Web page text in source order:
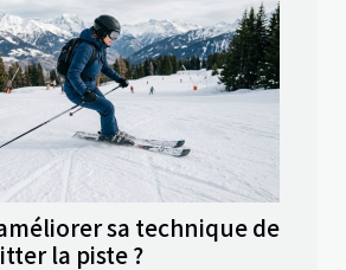
sa technique de
la piste ?